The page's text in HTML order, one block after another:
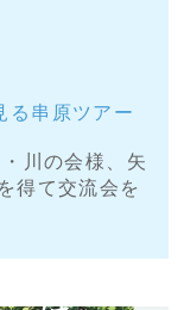
る串原ツアー
川の会様、矢
得て交流会を